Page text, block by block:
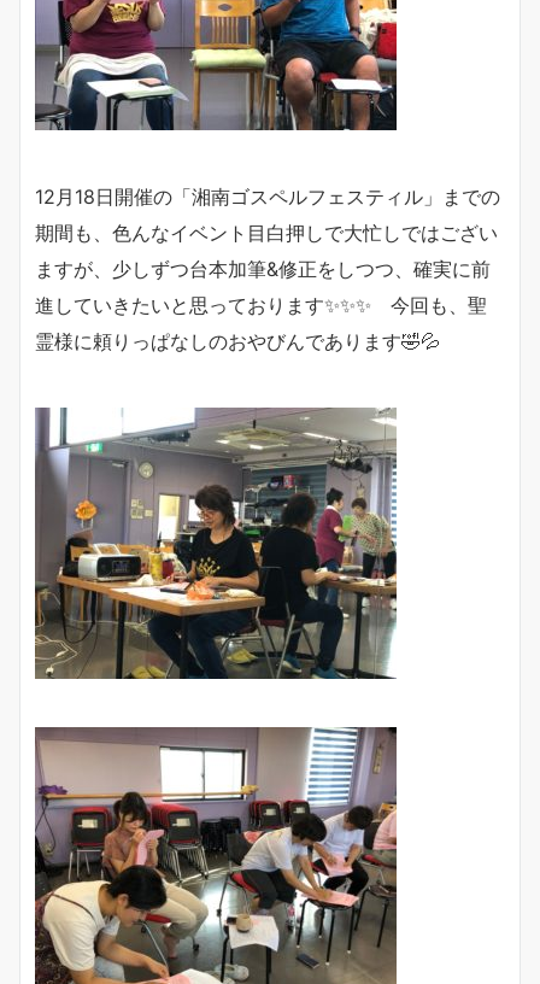
12月18日開催の「湘南ゴスペルフェスティル」までの
期間も、色んなイベント目白押しで大忙しではござい
ますが、少しずつ台本加筆&修正をしつつ、確実に前
進していきたいと思っております✨✨✨ 今回も、聖
霊様に頼りっぱなしのおやびんであります🤣💦